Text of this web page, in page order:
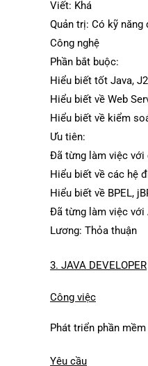
Viết: Khá
Quản trị: Có kỹ
Công nghệ
Phần bắt buộc:
Hiểu biết tốt Java,
Hiểu biết về Web
Hiểu biết về kiểm
Ưu tiên:
Đã từng làm việc với
Hiểu biết về các hệ
Hiểu biết về BPEL,
Đã từng làm việc với
Lương: Thỏa thuận
3. JAVA DEVELOPER
Công việc
Phát triển phần
Yêu cầu